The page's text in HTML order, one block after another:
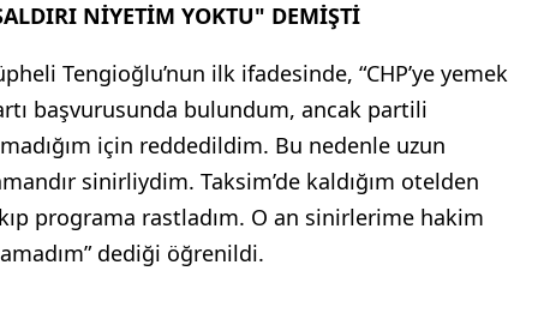
NİYETİM YOKTU" DEMİŞTİ
Tengioğlu’nun ilk ifadesinde, “CHP’ye yemek
başvurusunda bulundum, ancak partili
için reddedildim. Bu nedenle uzun
sinirliydim. Taksim’de kaldığım otelden
programa rastladım. O an sinirlerime hakim
dediği öğrenildi.